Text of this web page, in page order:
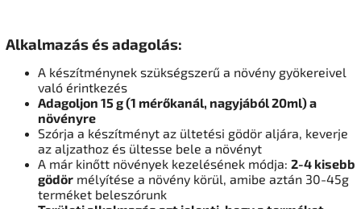
Alkalmazás és adagolás:
A készítménynek szükségszerű a növény gyökereivel
való érintkezés
Adagoljon 15 g (1 mérőkanál, nagyjából 20ml) a
növényre
Szórja a készítményt az ültetési gödör aljára, keverje
az aljzathoz és ültesse bele a növényt
A már kinőtt növények kezelésének módja: 2-4 kisebb
gödör mélyítése a növény körül, amibe aztán 30-45g
terméket beleszórunk